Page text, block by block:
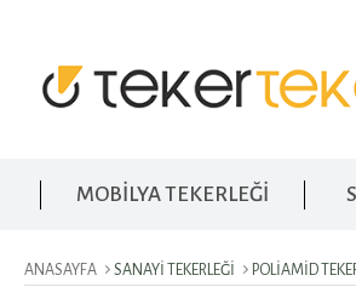
MOBİLYA TEKERLEĞİ
ANASAYFA SANAYI TEKERLEĞI POLIAMID